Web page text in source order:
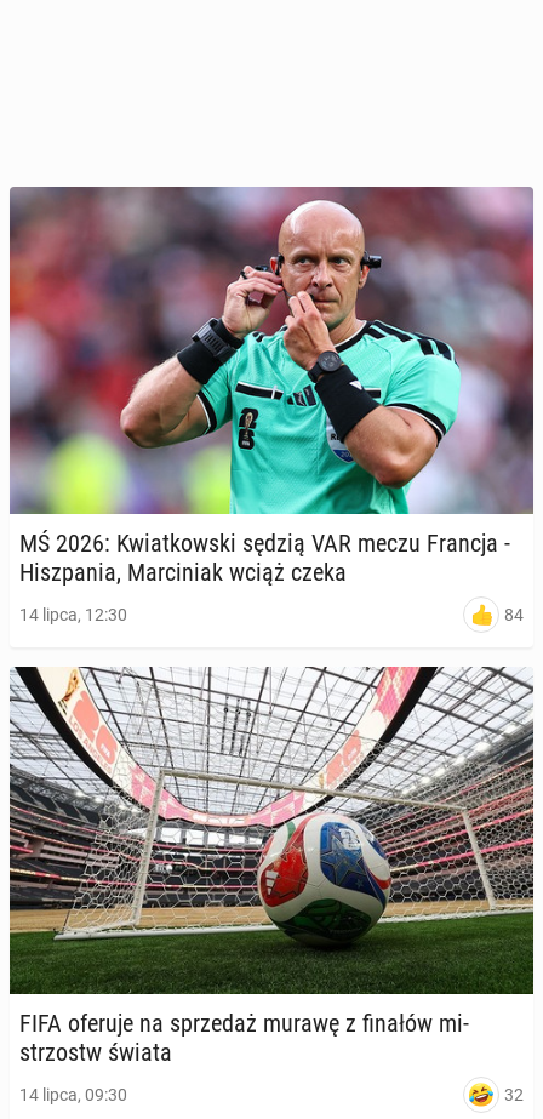
MŚ 2026: Kwiat­kow­ski sędzią VAR meczu Francja -
Hisz­pa­nia, Mar­ci­niak wciąż czeka
14 lipca, 12:30 84
FIFA oferuje na sprze­daż murawę z finałów mi­
strzostw świata
14 lipca, 09:30 32